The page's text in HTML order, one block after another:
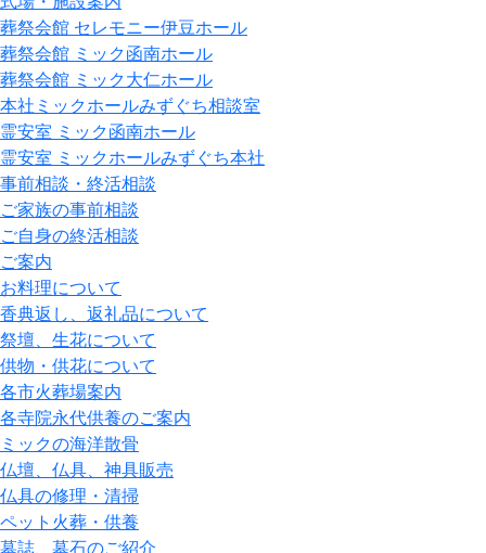
葬祭会館 セレモニー伊豆ホール
葬祭会館 ミック函南ホール
葬祭会館 ミック大仁ホール
本社ミックホールみずぐち相談室
霊安室 ミック函南ホール
霊安室 ミックホールみずぐち本社
事前相談・終活相談
ご家族の事前相談
ご自身の終活相談
ご案内
お料理について
香典返し、返礼品について
祭壇、生花について
供物・供花について
各市火葬場案内
各寺院永代供養のご案内
ミックの海洋散骨
仏壇、仏具、神具販売
仏具の修理・清掃
ペット火葬・供養
墓誌、墓石のご紹介